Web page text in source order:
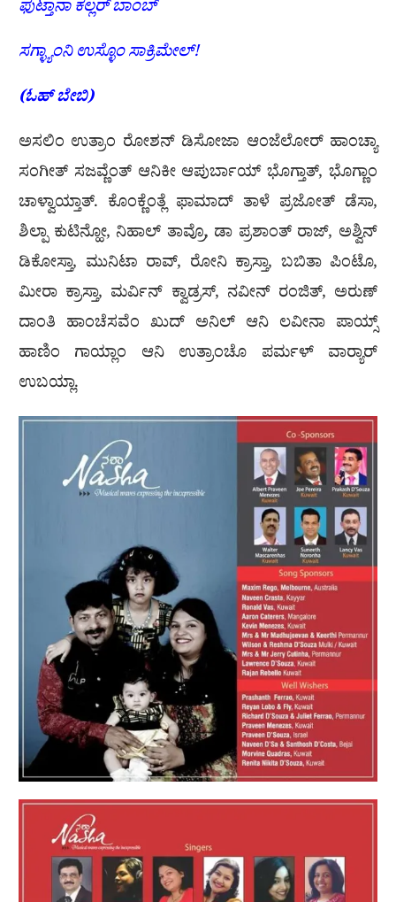
ಫುಟ್ತಾನಾ ಕಲ್ಲರ್ಬಾಂಬ್
ಸಗ್ಳ್ಯಾಂನಿ ಉಸ್ಳೊಂಸಾಕ್ರಿಮೇಲ್!
(ಓಹ್ಬೇಬಿ)
ಅಸಲಿಂ ಉತ್ರಾಂ ರೋಶನ್ ಡಿಸೋಜಾ ಆಂಜೆಲೋರ್ ಹಾಂಚ್ಯಾ
ಸಂಗೀತ್ ಸಜವ್ಣೆಂತ್ ಆನಿಕೀ ಆಪುರ್ಬಾಯ್ ಭೊಗ್ತಾತ್, ಭೊಗ್ಣಾಂ
ಚಾಳ್ವಾಯ್ತಾತ್. ಕೊಂಕ್ಣೆಂತ್ಲೆ ಫಾಮಾದ್ ತಾಳೆ ಪ್ರಜೋತ್ ಡೆಸಾ,
ಶಿಲ್ಪಾ ಕುಟಿನ್ಹೋ, ನಿಹಾಲ್ ತಾವ್ರೊ, ಡಾ ಪ್ರಶಾಂತ್ ರಾಜ್, ಅಶ್ವಿನ್
ಡಿಕೋಸ್ತಾ, ಮುನಿಟಾ ರಾವ್, ರೋನಿ ಕ್ರಾಸ್ತಾ, ಬಬಿತಾ ಪಿಂಟೊ,
ಮೀರಾ ಕ್ರಾಸ್ತಾ, ಮರ್ವಿನ್ ಕ್ವಾಡ್ರಸ್, ನವೀನ್ ರಂಜಿತ್, ಅರುಣ್
ದಾಂತಿ ಹಾಂಚೆಸವೆಂ ಖುದ್ ಅನಿಲ್ ಆನಿ ಲವೀನಾ ಪಾಯ್ಸ್
ಹಾಣಿಂ ಗಾಯ್ಲಾಂ ಆನಿ ಉತ್ರಾಂಚೊ ಪರ್ಮಳ್ ವಾರ‍್ಯಾರ್
ಉಬಯ್ಲಾ.